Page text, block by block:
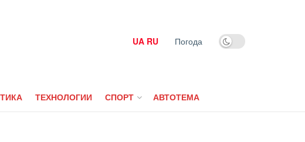
UA RU Погода
ТЕХНОЛОГИИ СПОРТ АВТОТЕМА